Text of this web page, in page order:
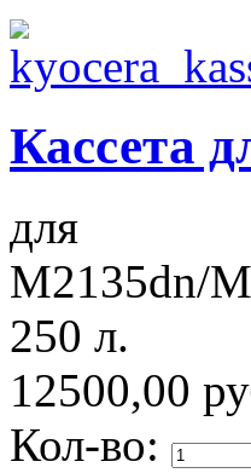
Кассета
для
M2135dn/
250 л.
12500,00
Кол-во: